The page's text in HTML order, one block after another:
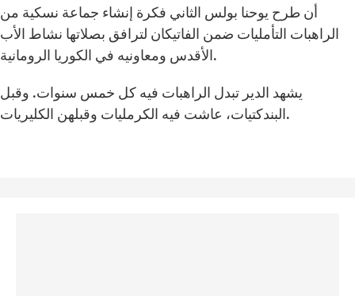
أن طرح يوحنا بولس الثاني فكرة إنشاء جماعة نسكية من
الراهبات التأمليات ضمن الفاتيكان لترافق بصلاتها نشاط الأب
الأقدس ومعاونيه في الكوريا الرومانية.
يشهد الدير تبدل الراهبات فيه كل خمس سنوات. وقبل
البندكتيات، عاشت فيه الكرمليات وقبلهن الكليريات.